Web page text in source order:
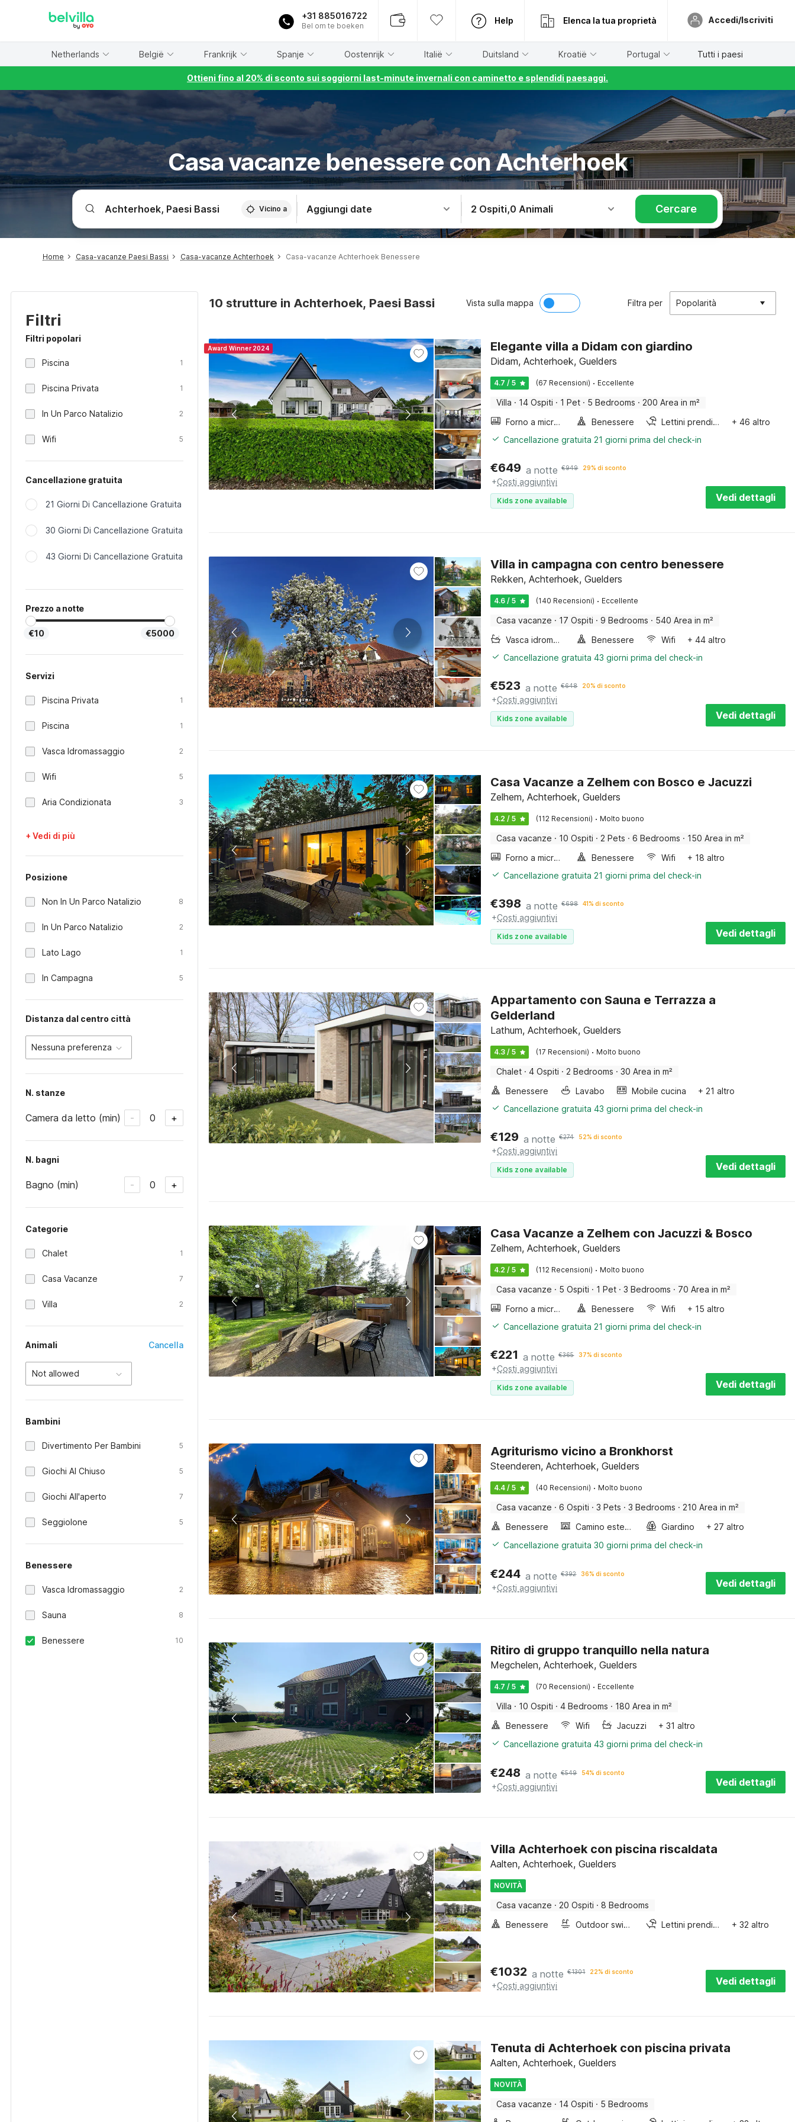
+31 885016722
Bel om te boeken
Help Elenca la tua proprietà Accedi/Iscriviti
Netherlands België Frankrijk Spanje Oostenrijk Italië Duitsland Kroatië Portugal Tutti i paesi
Ottieni fino al 20% di sconto sui soggiorni last-minute invernali con caminetto e splendidi paesaggi.
Casa vacanze benessere con Achterhoek
Vicino a Aggiungi date 2 Ospiti,0 Animali Cercare
Home Casa-vacanze Paesi Bassi Casa-vacanze Achterhoek Casa-vacanze Achterhoek Benessere
Filtri
Filtri popolari
Piscina 1
Piscina Privata 1
In Un Parco Natalizio 2
Wifi 5
Cancellazione gratuita
21 Giorni Di Cancellazione Gratuita
30 Giorni Di Cancellazione Gratuita
43 Giorni Di Cancellazione Gratuita
Prezzo a notte
€10 €5000
Servizi
Piscina Privata 1
Piscina 1
Vasca Idromassaggio 2
Wifi 5
Aria Condizionata 3
+ Vedi di più
Posizione
Non In Un Parco Natalizio 8
In Un Parco Natalizio 2
Lato Lago 1
In Campagna 5
Distanza dal centro città
Nessuna preferenza
N. stanze
Camera da letto (min) - 0 +
N. bagni
Bagno (min) - 0 +
Categorie
Chalet 1
Casa Vacanze 7
Villa 2
Animali Cancella
Not allowed
Bambini
Divertimento Per Bambini 5
Giochi Al Chiuso 5
Giochi All'aperto 7
Seggiolone 5
Benessere
Vasca Idromassaggio 2
Sauna 8
Benessere 10
10 strutture in Achterhoek, Paesi Bassi Vista sulla mappa Filtra per Popolarità
Award Winner 2024 Elegante villa a Didam con giardino
Didam, Achterhoek, Guelders
4.7 / 5 (67 Recensioni) · Eccellente
Villa · 14 Ospiti · 1 Pet · 5 Bedrooms · 200 Area in m²
Forno a microonde combinato
Benessere Lettini prendisole
+ 46 altro
Cancellazione gratuita 21 giorni prima del check-in
€649 a notte €949 29% di sconto
+Costi aggiuntivi
Kids zone available Vedi dettagli
Villa in campagna con centro benessere
Rekken, Achterhoek, Guelders
4.6 / 5 (140 Recensioni) · Eccellente
Casa vacanze · 17 Ospiti · 9 Bedrooms · 540 Area in m²
Vasca idromassaggio
Benessere Wifi
+ 44 altro
Cancellazione gratuita 43 giorni prima del check-in
€523 a notte €648 20% di sconto
+Costi aggiuntivi
Kids zone available Vedi dettagli
Casa Vacanze a Zelhem con Bosco e Jacuzzi
Zelhem, Achterhoek, Guelders
4.2 / 5 (112 Recensioni) · Molto buono
Casa vacanze · 10 Ospiti · 2 Pets · 6 Bedrooms · 150 Area in m²
Forno a microonde combinato
Benessere Wifi
+ 18 altro
Cancellazione gratuita 21 giorni prima del check-in
€398 a notte €698 41% di sconto
+Costi aggiuntivi
Kids zone available Vedi dettagli
Appartamento con Sauna e Terrazza a
Gelderland
Lathum, Achterhoek, Guelders
4.3 / 5 (17 Recensioni) · Molto buono
Chalet · 4 Ospiti · 2 Bedrooms · 30 Area in m²
Benessere
Lavabo Mobile cucina
+ 21 altro
Cancellazione gratuita 43 giorni prima del check-in
€129 a notte €274 52% di sconto
+Costi aggiuntivi
Kids zone available Vedi dettagli
Casa Vacanze a Zelhem con Jacuzzi & Bosco
Zelhem, Achterhoek, Guelders
4.2 / 5 (112 Recensioni) · Molto buono
Casa vacanze · 5 Ospiti · 1 Pet · 3 Bedrooms · 70 Area in m²
Forno a microonde combinato
Benessere Wifi
+ 15 altro
Cancellazione gratuita 21 giorni prima del check-in
€221 a notte €365 37% di sconto
+Costi aggiuntivi
Kids zone available Vedi dettagli
Agriturismo vicino a Bronkhorst
Steenderen, Achterhoek, Guelders
4.4 / 5 (40 Recensioni) · Molto buono
Casa vacanze · 6 Ospiti · 3 Pets · 3 Bedrooms · 210 Area in m²
Benessere
Camino esterno Giardino
+ 27 altro
Cancellazione gratuita 30 giorni prima del check-in
€244 a notte €392 36% di sconto
+Costi aggiuntivi Vedi dettagli
Ritiro di gruppo tranquillo nella natura
Megchelen, Achterhoek, Guelders
4.7 / 5 (70 Recensioni) · Eccellente
Villa · 10 Ospiti · 4 Bedrooms · 180 Area in m²
Benessere
Wifi Jacuzzi
+ 31 altro
Cancellazione gratuita 43 giorni prima del check-in
€248 a notte €549 54% di sconto
+Costi aggiuntivi Vedi dettagli
Villa Achterhoek con piscina riscaldata
Aalten, Achterhoek, Guelders
NOVITÀ
Casa vacanze · 20 Ospiti · 8 Bedrooms
Benessere
Outdoor swimming pool Lettini prendisole + 32 altro
€1032 a notte €1301 22% di sconto
+Costi aggiuntivi Vedi dettagli
Tenuta di Achterhoek con piscina privata
Aalten, Achterhoek, Guelders
NOVITÀ
Casa vacanze · 14 Ospiti · 5 Bedrooms